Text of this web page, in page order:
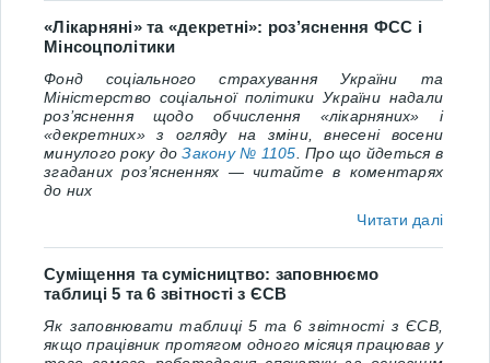
«Лікарняні» та «декретні»: роз’яснення ФСС і
Мінсоцполітики
Фонд соціального страхування України та
Міністерство соціальної політики України надали
роз’яснення щодо обчислення «лікарняних» і
«декретних» з огляду на зміни, внесені восени
минулого року доЗакону № 1105 . Про що йдеться в
згаданих роз’ясненнях — читайте в коментарях
до них
Читати далі
Суміщення та сумісництво: заповнюємо
таблиці 5 та 6 звітності з ЄСВ
Як заповнювати таблиці 5 та 6 звітності з ЄCВ,
якщо працівник протягом одного місяця працював у